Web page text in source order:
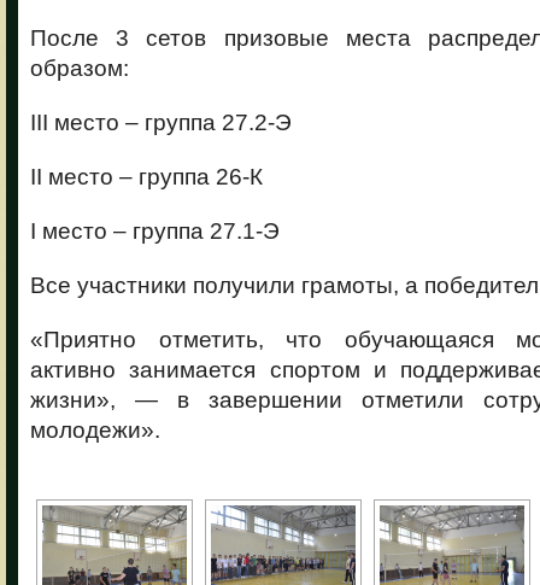
После 3 сетов призовые места
образом:
III место – группа 27.2-Э
II место – группа 26-К
I место – группа 27.1-Э
Все участники получили грамоты, а
«Приятно отметить, что обучающаяся
активно занимается спортом и
жизни», — в завершении отметили
молодежи».